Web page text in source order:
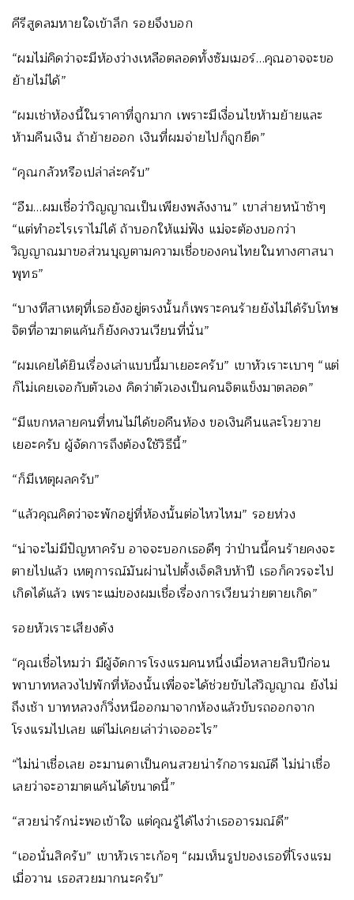
คีรีสูดลมหายใจเข้าลึก รอยจึงบอก
“ผมไม่คิดว่าจะมีห้องว่างเหลือตลอดทั้งซัมเมอร์…คุณอาจจะขอ
ย้ายไม่ได้”
“ผมเช่าห้องนี้ในราคาที่ถูกมาก เพราะมีเงื่อนไขห้ามย้ายและ
ห้ามคืนเงิน ถ้าย้ายออก เงินที่ผมจ่ายไปก็ถูกยึด”
“คุณกลัวหรือเปล่าล่ะครับ”
“อืม…ผมเชื่อว่าวิญญาณเป็นเพียงพลังงาน” เขาส่ายหน้าช้าๆ
“แต่ทำอะไรเราไม่ได้ ถ้าบอกให้แม่ฟัง แม่จะต้องบอกว่า
วิญญาณมาขอส่วนบุญตามความเชื่อของคนไทยในทางศาสนา
พุทธ”
“บางทีสาเหตุที่เธอยังอยู่ตรงนั้นก็เพราะคนร้ายยังไม่ได้รับโทษ
จิตที่อาฆาตแค้นก็ยังคงวนเวียนที่นั่น”
“ผมเคยได้ยินเรื่องเล่าแบบนี้มาเยอะครับ” เขาหัวเราะเบาๆ “แต่
ก็ไม่เคยเจอกับตัวเอง คิดว่าตัวเองเป็นคนจิตแข็งมาตลอด”
“มีแขกหลายคนที่ทนไม่ได้ขอคืนห้อง ขอเงินคืนและโวยวาย
เยอะครับ ผู้จัดการถึงต้องใช้วิธีนี้”
“ก็มีเหตุผลครับ”
“แล้วคุณคิดว่าจะพักอยู่ที่ห้องนั้นต่อไหวไหม” รอยห่วง
“น่าจะไม่มีปัญหาครับ อาจจะบอกเธอดีๆ ว่าป่านนี้คนร้ายคงจะ
ตายไปแล้ว เหตุการณ์มันผ่านไปตั้งเจ็ดสิบห้าปี เธอก็ควรจะไป
เกิดได้แล้ว เพราะแม่ของผมเชื่อเรื่องการเวียนว่ายตายเกิด”
รอยหัวเราะเสียงดัง
“คุณเชื่อไหมว่า มีผู้จัดการโรงแรมคนหนึ่งเมื่อหลายสิบปีก่อน
พาบาทหลวงไปพักที่ห้องนั้นเพื่อจะได้ช่วยขับไล่วิญญาณ ยังไม่
ถึงเช้า บาทหลวงก็วิ่งหนีออกมาจากห้องแล้วขับรถออกจาก
โรงแรมไปเลย แต่ไม่เคยเล่าว่าเจออะไร”
“ไม่น่าเชื่อเลย อะมานดาเป็นคนสวยน่ารักอารมณ์ดี ไม่น่าเชื่อ
เลยว่าจะอาฆาตแค้นได้ขนาดนี้”
“สวยน่ารักน่ะพอเข้าใจ แต่คุณรู้ได้ไงว่าเธออารมณ์ดี”
“เออนั่นสิครับ” เขาหัวเราะเก้อๆ “ผมเห็นรูปของเธอที่โรงแรม
เมื่อวาน เธอสวยมากนะครับ”